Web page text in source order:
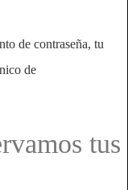
de contraseña, tu
de
tus